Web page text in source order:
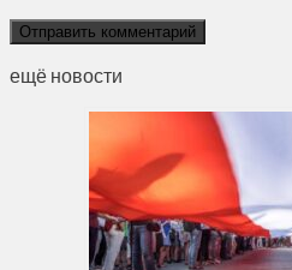
ещё новости